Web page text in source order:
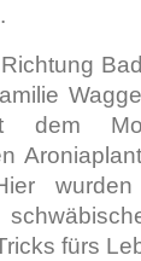
dem
fürs